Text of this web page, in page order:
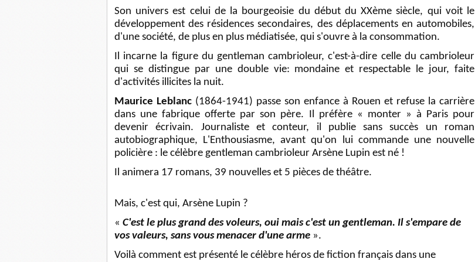
Son univers est celui de la bourgeoisie du début du XXème siècle, qui voit le
développement des résidences secondaires, des déplacements en automobiles,
d'une société, de plus en plus médiatisée, qui s'ouvre à la consommation.
Il incarne la figure du gentleman cambrioleur, c'est-à-dire celle du cambrioleur
qui se distingue par une double vie: mondaine et respectable le jour, faite
d'activités illicites la nuit.
Maurice Leblanc (1864-1941) passe son enfance à Rouen et refuse la carrière
dans une fabrique offerte par son père. Il préfère « monter » à Paris pour
devenir écrivain. Journaliste et conteur, il publie sans succès un roman
autobiographique, L'Enthousiasme, avant qu'on lui commande une nouvelle
policière : le célèbre gentleman cambrioleur Arsène Lupin est né !
Il animera 17 romans, 39 nouvelles et 5 pièces de théâtre.
Mais, c'est qui, Arsène Lupin ?
« C'est le plus grand des voleurs, oui mais c'est un gentleman. Il s'empare de
vos valeurs, sans vous menacer d'une arme ».
Voilà comment est présenté le célèbre héros de fiction français dans une